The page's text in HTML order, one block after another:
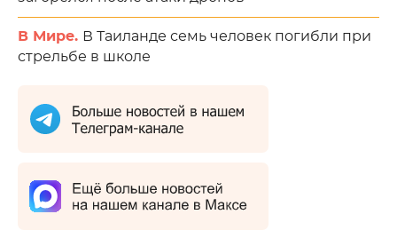
В Мире. В Таиланде семь человек погибли при
стрельбе в школе